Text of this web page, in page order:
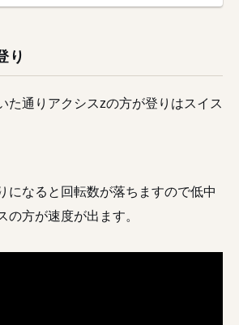
り
た通りアクシスzの方が登りはスイス
になると回転数が落ちますので低中
の方が速度が出ます。